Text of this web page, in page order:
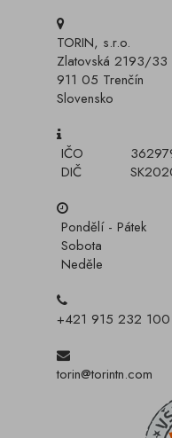
TORIN, s.r.o.
Zlatovská 2193/33
911 05 Trenčín
Slovensko
IČO
DIČ
Pondělí - Pátek
Sobota
Neděle
+421 915 232 100
torin@torintn.com